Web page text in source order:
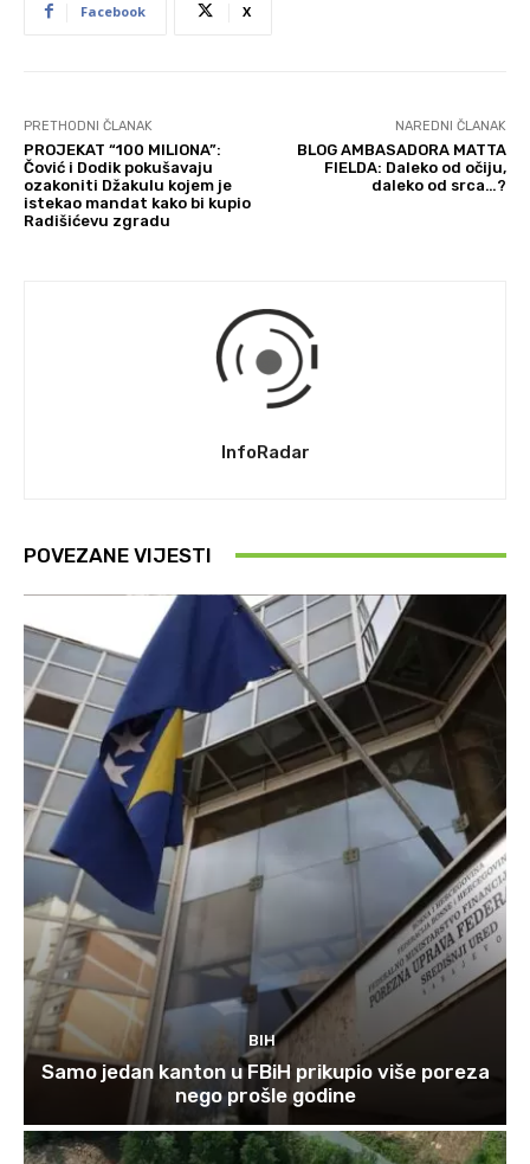
Facebook X
PRETHODNI ČLANAK
PROJEKAT “100 MILIONA”:
Čović i Dodik pokušavaju
ozakoniti Džakulu kojem je
istekao mandat kako bi kupio
Radišićevu zgradu
NAREDNI ČLANAK
BLOG AMBASADORA MATTA
FIELDA: Daleko od očiju,
daleko od srca…?
InfoRadar
POVEZANE VIJESTI
BIH
Samo jedan kanton u FBiH prikupio više poreza
nego prošle godine